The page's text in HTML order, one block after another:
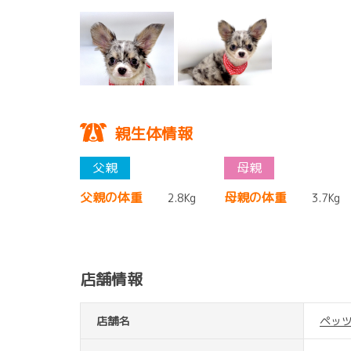
親生体情報
父親の体重 2.8Kg 母親の体重 3.7Kg
店舗情報
店舗名 ペッ